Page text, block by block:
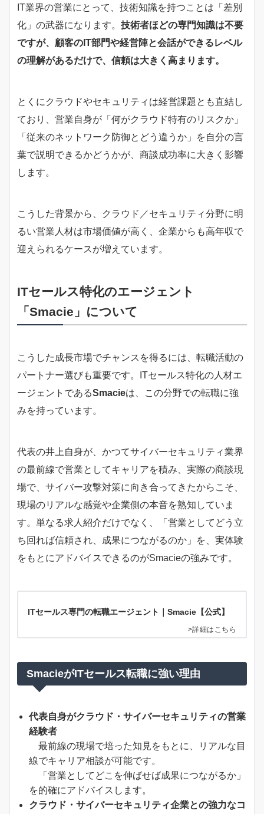
IT業界の営業にとって、技術知識を持つことは「差別
化」の武器になります。 技術者ほどの専門知識は不要
ですが、顧客のIT部門や経営陣と会話ができるレベル
の理解があるだけで、信頼は大きく高まります。
とくにクラウドやセキュリティは経営課題とも直結し
ており、営業自身が「何がクラウド特有のリスクか」
「従来のネットワーク防御とどう違うか」を自分の言
葉で説明できるかどうかが、商談成功率に大きく影響
します。
こうした背景から、クラウド／セキュリティ分野に明
るい営業人材は市場価値が高く、企業からも高年収で
迎えられるケースが増えています。
ITセールス特化のエージェント
「Smacie」について
こうした成長市場でチャンスを得るには、転職活動の
パートナー選びも重要です。ITセールス特化の人材エ
ージェントであるSmacieは、この分野での転職に強
みを持っています。
代表の井上自身が、かつてサイバーセキュリティ業界
の最前線で営業としてキャリアを積み、実際の商談現
場で、サイバー攻撃対策に向き合ってきたからこそ、
現場のリアルな感覚や企業側の本音を熟知していま
す。単なる求人紹介だけでなく、「営業としてどう立
ち回れば信頼され、成果につながるのか」を、実体験
をもとにアドバイスできるのがSmacieの強みです。
ITセールス専門の転職エージェント｜Smacie【公式】
>詳細はこちら
SmacieがITセールス転職に強い理由
代表自身がクラウド・サイバーセキュリティの営業
経験者
最前線の現場で培った知見をもとに、リアルな目
線でキャリア相談が可能です。
「営業としてどこを伸ばせば成果につながるか」
を的確にアドバイスします。
クラウド・サイバーセキュリティ企業との強力なコ